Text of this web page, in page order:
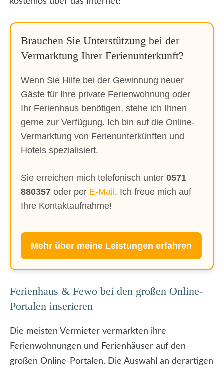
Brauchen Sie Unterstützung bei der
Vermarktung Ihrer Ferienunterkunft?
Wenn Sie Hilfe bei der Gewinnung neuer
Gäste für Ihre private Ferienwohnung oder
Ihr Ferienhaus benötigen, stehe ich Ihnen
gerne zur Verfügung. Ich bin auf die Online-
Vermarktung von Ferienunterkünften und
Hotels spezialisiert.
Sie erreichen mich telefonisch unter 0571
880357 oder per E-Mail. Ich freue mich auf
Ihre Kontaktaufnahme!
Mehr über meine Leistungen erfahren
Ferienhaus & Fewo bei den großen Online-
Portalen inserieren
Die meisten Vermieter vermarkten ihre
Ferienwohnungen und Ferienhäuser auf den
großen Online-Portalen. Die Auswahl an derartigen